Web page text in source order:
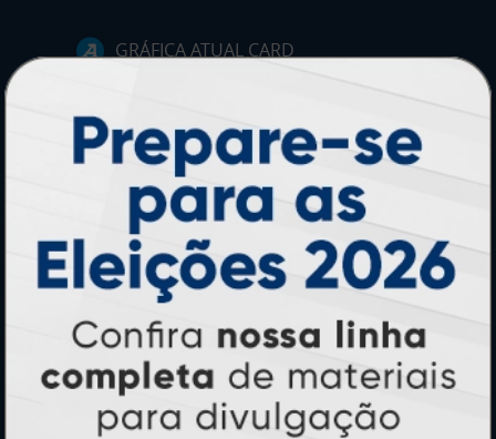
GRÁFICA ATUAL CARD
Blog
Contato
Formas de Pagamento
Lista de Balcões
Lista de Preços
Mapa do Site
Termos de Uso
Relatório de Transparência e Igualdade
Salarial